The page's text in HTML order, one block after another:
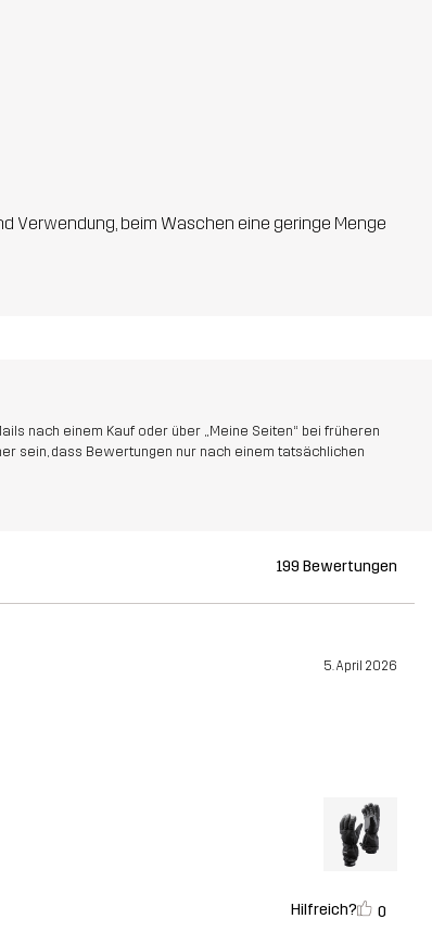
Verwendung, beim Waschen eine geringe Menge
nach einem Kauf oder über „Meine Seiten“ bei früheren
sein, dass Bewertungen nur nach einem tatsächlichen
199 Bewertungen
5. April 2026
Hilfreich? 0